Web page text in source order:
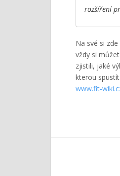
rozšíření
Na své si
vždy si
zjistili, jaké
kterou
www.fit-